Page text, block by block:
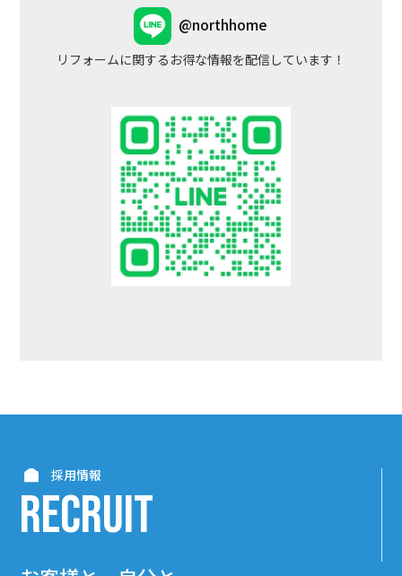
@northhome
リフォームに関するお得な情報を配信しています！
採用情報
RECRUIT